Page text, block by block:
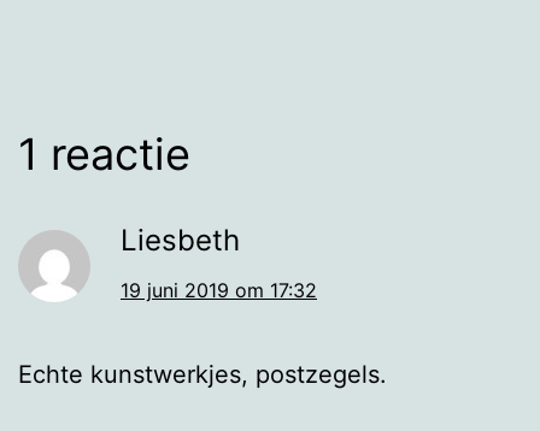
1 reactie
Liesbeth
19 juni 2019 om 17:32
Echte kunstwerkjes, postzegels.